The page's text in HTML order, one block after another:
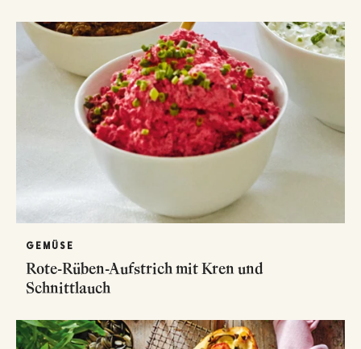
GEMÜSE
Rote-Rüben-Aufstrich mit Kren und
Schnittlauch